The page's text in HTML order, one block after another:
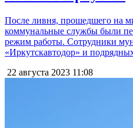
После ливня, прошедшего на
коммунальные службы были
режим работы. Сотрудники
«Иркутскавтодор» и
22 августа 2023 11:08